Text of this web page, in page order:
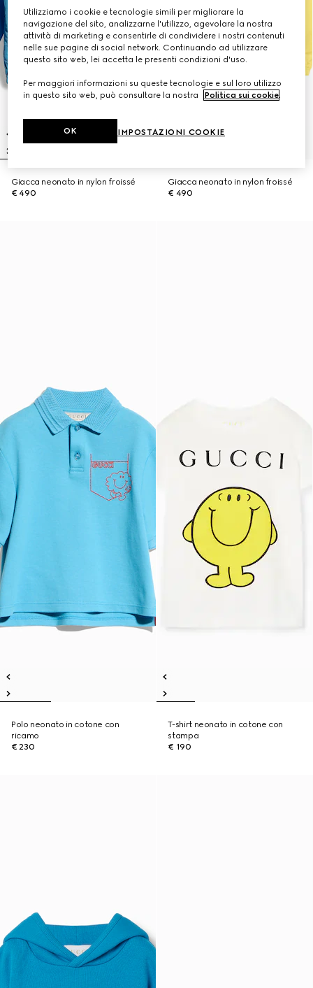
Giacca neonato in nylon froissé
€ 490
Giacca neonato in nylon froissé
€ 490
Polo neonato in cotone con
ricamo
€ 230
T-shirt neonato in cotone con
stampa
€ 190
Utilizziamo i cookie e tecnologie simili per migliorare la
navigazione del sito, analizzarne l'utilizzo, agevolare la nostra
attività di marketing e consentirle di condividere i nostri contenuti
nelle sue pagine di social network. Continuando ad utilizzare
questo sito web, lei accetta le presenti condizioni d'uso.
Per maggiori informazioni su queste tecnologie e sul loro utilizzo
in questo sito web, può consultare la nostra
Politica sui cookie.
IMPOSTAZIONI COOKIE
OK